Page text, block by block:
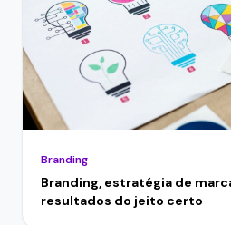
Branding
Branding, estratégia de
resultados do jeito certo